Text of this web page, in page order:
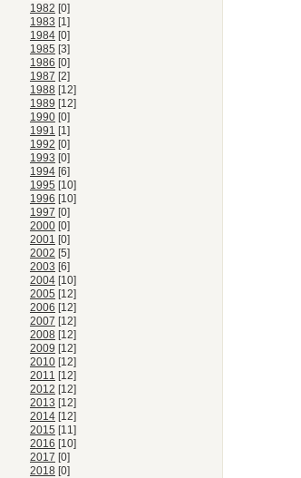
1982 [0]
1983 [1]
1984 [0]
1985 [3]
1986 [0]
1987 [2]
1988 [12]
1989 [12]
1990 [0]
1991 [1]
1992 [0]
1993 [0]
1994 [6]
1995 [10]
1996 [10]
1997 [0]
2000 [0]
2001 [0]
2002 [5]
2003 [6]
2004 [10]
2005 [12]
2006 [12]
2007 [12]
2008 [12]
2009 [12]
2010 [12]
2011 [12]
2012 [12]
2013 [12]
2014 [12]
2015 [11]
2016 [10]
2017 [0]
2018 [0]